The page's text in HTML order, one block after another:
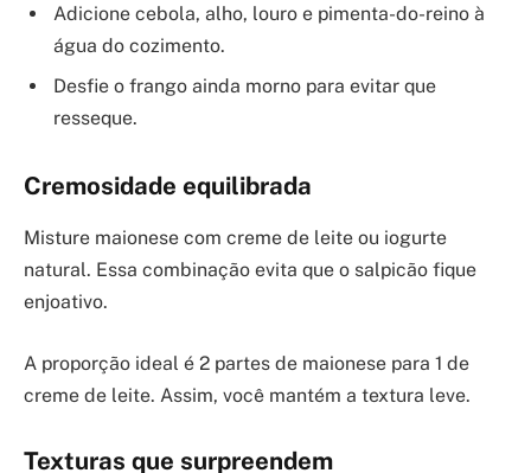
Adicione cebola, alho, louro e pimenta-do-reino à
água do cozimento.
Desfie o frango ainda morno para evitar que
resseque.
Cremosidade equilibrada
Misture maionese com creme de leite ou iogurte
natural. Essa combinação evita que o salpicão fique
enjoativo.
A proporção ideal é 2 partes de maionese para 1 de
creme de leite. Assim, você mantém a textura leve.
Texturas que surpreendem